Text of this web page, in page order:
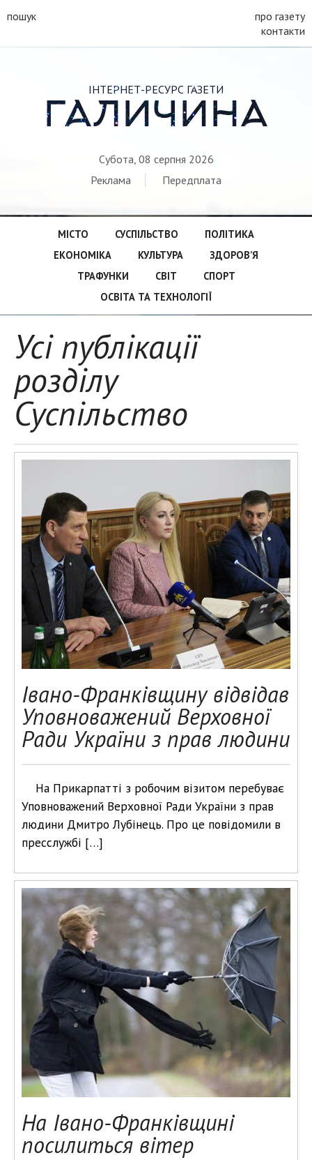
пошук
про газету
контакти
ІНТЕРНЕТ-РЕСУРС ГАЗЕТИ
ГАЛИЧИНА
Субота, 08 серпня 2026
Реклама
Передплата
МІСТО СУСПІЛЬСТВО
ПОЛІТИКА
ЕКОНОМІКА
КУЛЬТУРА
ЗДОРОВ’Я
ТРАФУНКИ
СВІТ
СПОРТ
ОСВІТА ТА ТЕХНОЛОГІЇ
Усі публікації
розділу
Суспільство
Івано-Франківщину відвідав
Уповноважений Верховної
Ради України з прав людини
На Прикарпатті з робочим візитом перебуває
Уповноважений Верховної Ради України з прав
людини Дмитро Лубінець. Про це повідомили в
пресслужбі […]
На Івано-Франківщині
посилиться вітер